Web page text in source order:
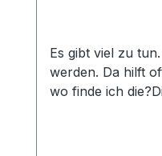
Es gibt viel zu
werden. Da hilft
wo finde ich